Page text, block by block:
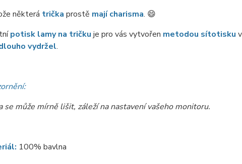
některá trička prostě mají charisma. 😄
potisk lamy na tričku je pro vás vytvořen metodou sítotisku v
vydržel.
se může mírně lišit, záleží na nastavení vašeho monitoru.
100% bavlna